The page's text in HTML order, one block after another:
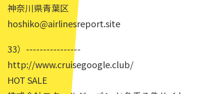
神奈川県青葉区
hoshiko@airlinesreport.site
33）----------------
http://www.cruisegoogle.club/
HOT SALE